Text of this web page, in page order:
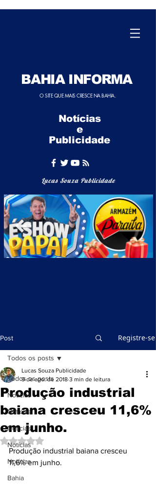
BAHIA INFORMA
O SITE QUE MAIS CRESCE NA BAHIA.
Notícias
e
Publicidade
Lucas Souza Publicidade
Post Registre-se
Todos os posts
Notícias
Notícias
Notícias
Notícias
Notícias
Bahia
Todos os posts
Produção industrial
baiana cresceu 11,6%
em junho.
Lucas Souza Publicidade
9 de ago. de 2018 3 min de leitura
Avaliado com NaN de 5 estrelas.
Produção industrial baiana cresceu
11,6% em junho.